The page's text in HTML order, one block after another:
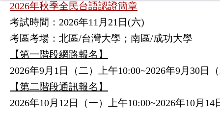
2026年秋季全民台語認證簡章
考試時間：2026年11月21日(六)
考區考場：北區/台灣大學；南區/成功大學
【第一階段網路報名】
2026年9月1日（二）上午10:00~2026年9月30日
【第二階段通訊報名】
2026年10月12日（一）
上午10:00~2026年10月14